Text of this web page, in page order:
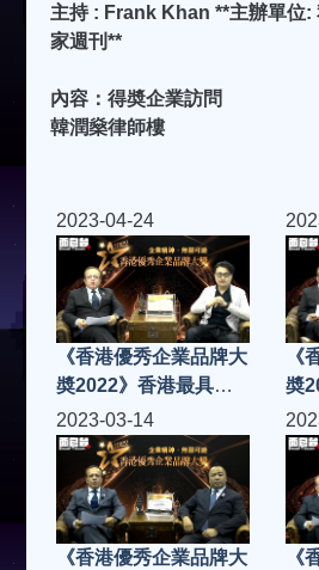
主持 : Frank Khan **主辦單位:
家週刊**
內容：得奬企業訪問
韓潤燊律師樓
2023-04-24
《香港優秀企業品牌大
奬2022》香港最具實
力品牌金獎
《
奬
伽
2023-03-14
《香港優秀企業品牌大
《